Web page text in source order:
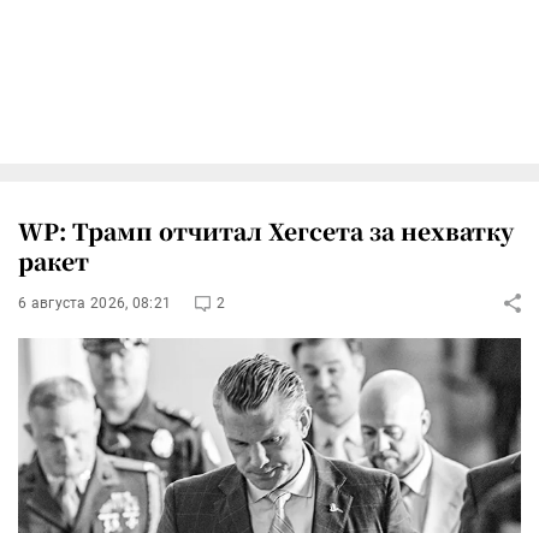
WP: Трамп отчитал Хегсета за нехватку
ракет
6 августа 2026, 08:21 2